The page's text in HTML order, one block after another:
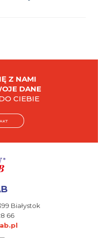
Z NAMI
DANE
CIEBIE
Białystok
66